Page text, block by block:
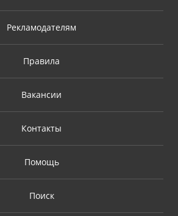
Рекламодателям
Правила
Вакансии
Контакты
Помощь
Поиск